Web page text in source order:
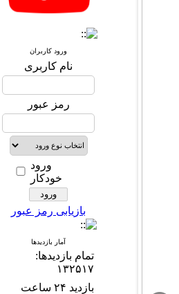
ورود کاربران
نام کاربری
رمز عبور
ورود
خودکار
بازیابی رمز عبور
آمار بازدیدها
تمام بازدید‌ها:
۱۳۲۵۱۷
بازدید ۲۴ ساعت